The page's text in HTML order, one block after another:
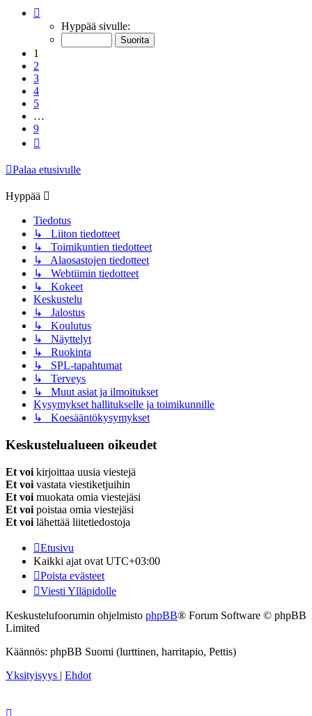
9 Hyppää sivulle:
1
2
3
4
5
…
9
Palaa etusivulle
Hyppää
Tiedotus
↳ Liiton tiedotteet
↳ Toimikuntien tiedotteet
↳ Alaosastojen tiedotteet
↳ Webtiimin tiedotteet
↳ Kokeet
Keskustelu
↳ Jalostus
↳ Koulutus
↳ Näyttelyt
↳ Ruokinta
↳ SPL-tapahtumat
↳ Terveys
↳ Muut asiat ja ilmoitukset
Kysymykset hallitukselle ja toimikunnille
↳ Koesääntökysymykset
Keskustelualueen oikeudet
Et voi kirjoittaa uusia viestejä
Et voi vastata viestiketjuihin
Et voi muokata omia viestejäsi
Et voi poistaa omia viestejäsi
Et voi lähettää liitetiedostoja
Etusivu
Kaikki ajat ovat UTC+03:00
Poista evästeet
Viesti Ylläpidolle
Keskustelufoorumin ohjelmisto phpBB® Forum Software © phpBB
Limited
Käännös: phpBB Suomi (lurttinen, harritapio, Pettis)
Yksityisyys | Ehdot